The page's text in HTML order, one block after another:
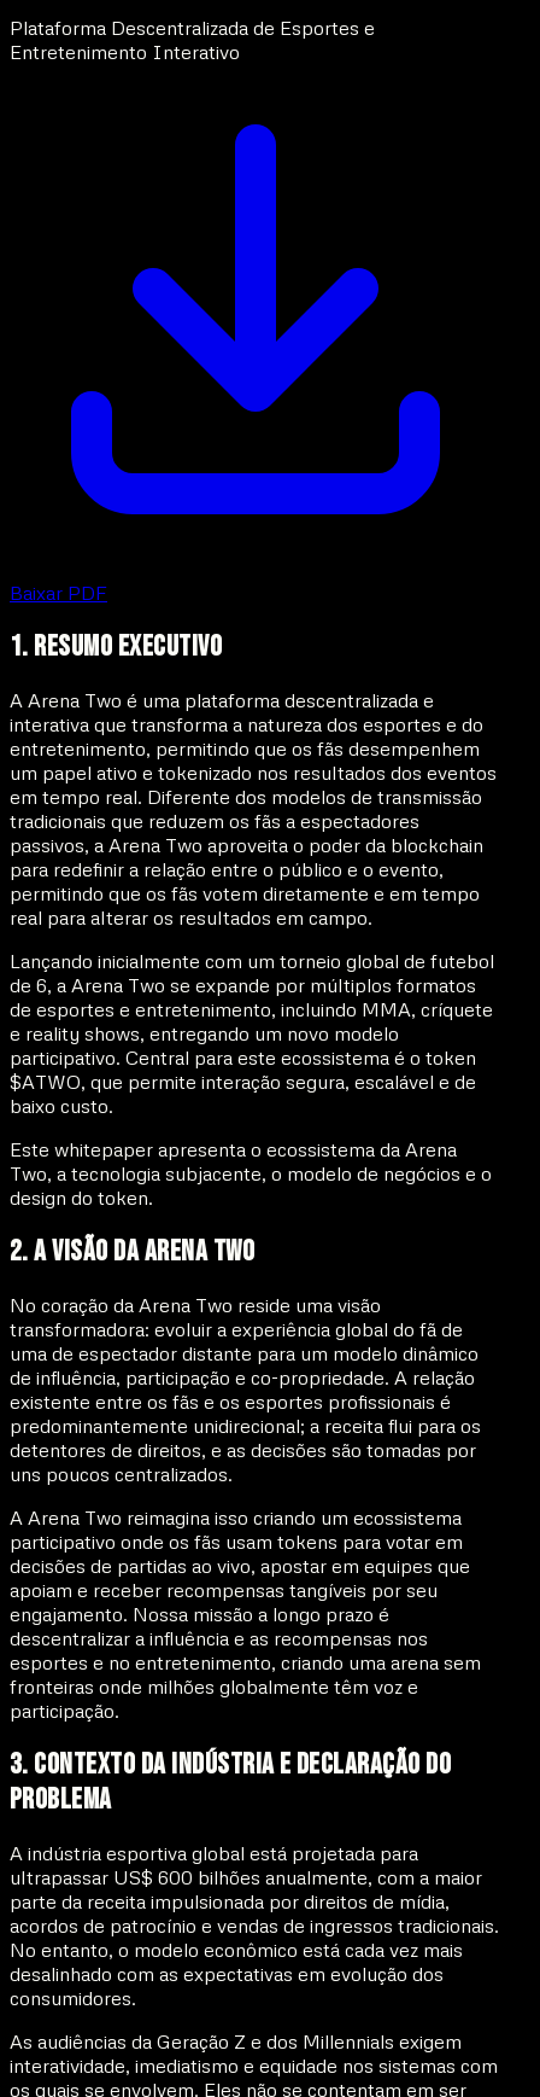
Plataforma Descentralizada de Esportes e
Entretenimento Interativo
Baixar PDF
1. Resumo Executivo
A Arena Two é uma plataforma descentralizada e
interativa que transforma a natureza dos esportes e do
entretenimento, permitindo que os fãs desempenhem
um papel ativo e tokenizado nos resultados dos eventos
em tempo real. Diferente dos modelos de transmissão
tradicionais que reduzem os fãs a espectadores
passivos, a Arena Two aproveita o poder da blockchain
para redefinir a relação entre o público e o evento,
permitindo que os fãs votem diretamente e em tempo
real para alterar os resultados em campo.
Lançando inicialmente com um torneio global de futebol
de 6, a Arena Two se expande por múltiplos formatos
de esportes e entretenimento, incluindo MMA, críquete
e reality shows, entregando um novo modelo
participativo. Central para este ecossistema é o token
$ATWO, que permite interação segura, escalável e de
baixo custo.
Este whitepaper apresenta o ecossistema da Arena
Two, a tecnologia subjacente, o modelo de negócios e o
design do token.
2. A Visão da Arena Two
No coração da Arena Two reside uma visão
transformadora: evoluir a experiência global do fã de
uma de espectador distante para um modelo dinâmico
de influência, participação e co-propriedade. A relação
existente entre os fãs e os esportes profissionais é
predominantemente unidirecional; a receita flui para os
detentores de direitos, e as decisões são tomadas por
uns poucos centralizados.
A Arena Two reimagina isso criando um ecossistema
participativo onde os fãs usam tokens para votar em
decisões de partidas ao vivo, apostar em equipes que
apoiam e receber recompensas tangíveis por seu
engajamento. Nossa missão a longo prazo é
descentralizar a influência e as recompensas nos
esportes e no entretenimento, criando uma arena sem
fronteiras onde milhões globalmente têm voz e
participação.
3. Contexto da Indústria e Declaração do
Problema
A indústria esportiva global está projetada para
ultrapassar US$ 600 bilhões anualmente, com a maior
parte da receita impulsionada por direitos de mídia,
acordos de patrocínio e vendas de ingressos tradicionais.
No entanto, o modelo econômico está cada vez mais
desalinhado com as expectativas em evolução dos
consumidores.
As audiências da Geração Z e dos Millennials exigem
interatividade, imediatismo e equidade nos sistemas com
os quais se envolvem. Eles não se contentam em ser